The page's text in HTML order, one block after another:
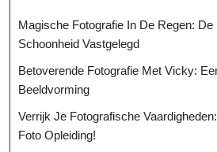
Magische Fotografie In De Regen: De
Schoonheid Vastgelegd
Betoverende Fotografie Met Vicky:
Beeldvorming
Verrijk Je Fotografische
Foto Opleiding!